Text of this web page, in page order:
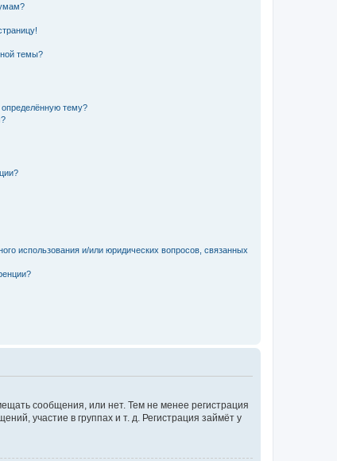
темы?
определённую тему?
использования и/или юридических вопросов, связанных
сообщения, или нет. Тем не менее регистрация
участие в группах и т. д. Регистрация займёт у